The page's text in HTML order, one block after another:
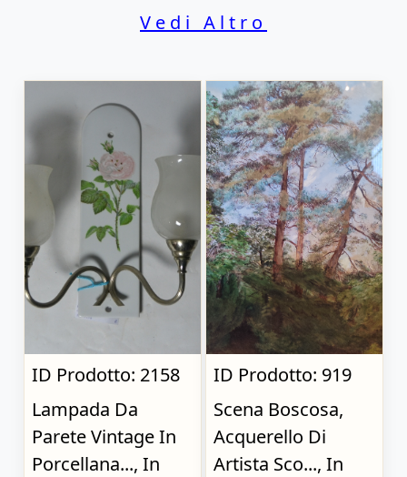
Vedi Altro
ID Prodotto: 2158
Lampada Da
Parete Vintage In
Porcellana..., In
ID Prodotto: 919
Scena Boscosa,
Acquerello Di
Artista Sco..., In